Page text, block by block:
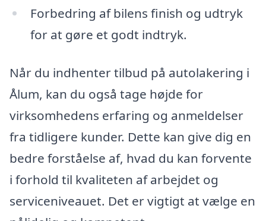
Forbedring af bilens finish og udtryk
for at gøre et godt indtryk.
Når du indhenter tilbud på autolakering i
Ålum, kan du også tage højde for
virksomhedens erfaring og anmeldelser
fra tidligere kunder. Dette kan give dig en
bedre forståelse af, hvad du kan forvente
i forhold til kvaliteten af arbejdet og
serviceniveauet. Det er vigtigt at vælge en